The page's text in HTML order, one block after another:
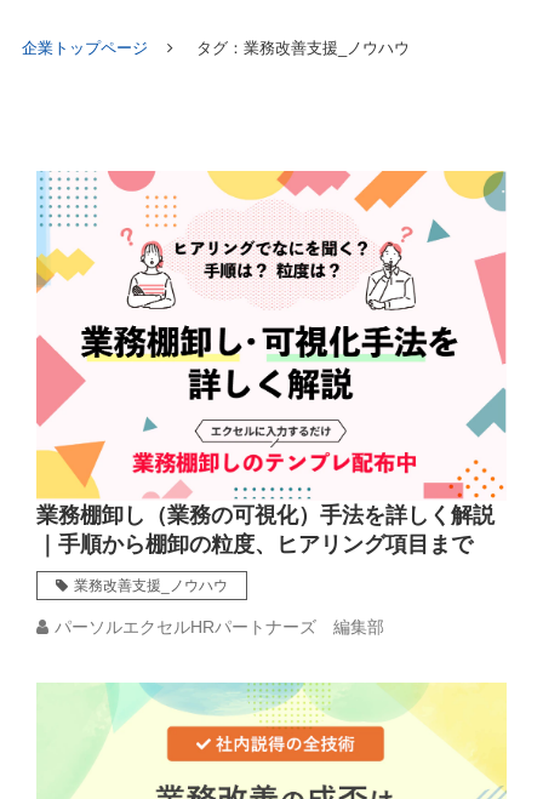
企業トップページ タグ：業務改善支援_ノウハウ
業務棚卸し（業務の可視化）手法を詳しく解説
｜手順から棚卸の粒度、ヒアリング項目まで
業務改善支援_ノウハウ
パーソルエクセルHRパートナーズ 編集部